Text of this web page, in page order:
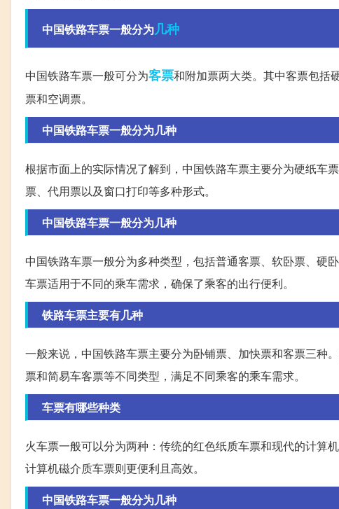
中国铁路车票一般分为几种
中国铁路车票一般可分为客票和附加票两大类。其中客票包括
票和空调票。
中国铁路车票一般分为几种
根据市面上的实际情况了解到，中国铁路车票主要分为硬纸车
票、代用票以及窗口打印等多种形式。
中国铁路车票一般分为几种
中国铁路车票一般分为多种类型，包括普通客票、软卧票、硬
车票适用于不同的乘车需求，确保了乘客的出行便利。
铁路车票主要有几种
一般来说，中国铁路车票主要分为卧铺票、加快票和客票三种
票和简易车客票等不同类型，满足不同乘客的乘车需求。
车票有哪些种类
火车票一般可以分为两种：传统的红色纸质车票和现代的计算
计算机磁介质车票则更便利且高效。
中国铁路车票一般分为几种